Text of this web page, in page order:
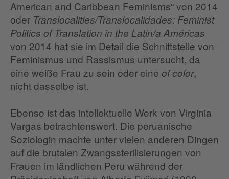
American and Caribbean Feminisms“ von 2014
oder Translocalities/Translocalidades: Feminist
Politics of Translation in the Latin/a Américas
von 2014 hat sie im Detail die Schnittstelle von
Feminismus und Rassismus untersucht, da
eine weiße Frau zu sein oder eine of color,
nicht dasselbe ist.
Ebenso ist das intellektuelle Werk von Virginia
Vargas betrachtenswert. Die peruanische
Soziologin machte unter vielen anderen Dingen
auf die brutalen Zwangssterilisierungen von
Frauen im ländlichen Peru während der